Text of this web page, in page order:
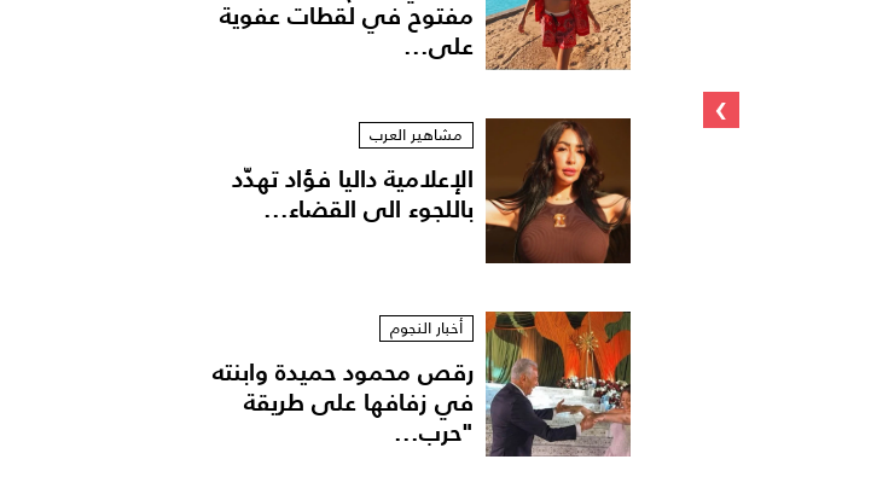
›
مفتوح في لقطات عفوية
على...
مشاهير العرب
الإعلامية داليا فؤاد تهدّد
باللجوء الى القضاء...
أخبار النجوم
رقص محمود حميدة وابنته
في زفافها على طريقة
"حرب...